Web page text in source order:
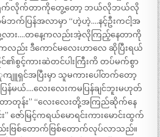
ာရိုက်လိုက်တာကိုတွေ့တော့ ဘယ်လိုဘယ်လို
ဘက်ပြန်အလာမှာ “ဟဲ့ဟဲ့….နင့်ဦးကငါ့အ
လား….တနေ့ကလည်းအဲ့လိုကြည့်နေတာကို
ကလည်း ဒီကောင်မလေးဟာလေ ဆိုပြီးရယ်
စွင့်ကားဆဲတင်ပါးကြီးကိ တပ်မက်စွာ
ျူရှင်အပြီးမှာ သူမကားပေါ်တက်တော့
….ပြန်မယ်….လေးလေးကမပြန်ချင်ဘူးမဟုတ်
ာတာတုန်း” “လေးလေးတို့အကြည်ဆိုက်နေ
ော်မြင့်ကရယ်မောရင်းကားမောင်းထွက်
ြစ်တောက်ဗြစ်တောက်လုပ်လာသည်။